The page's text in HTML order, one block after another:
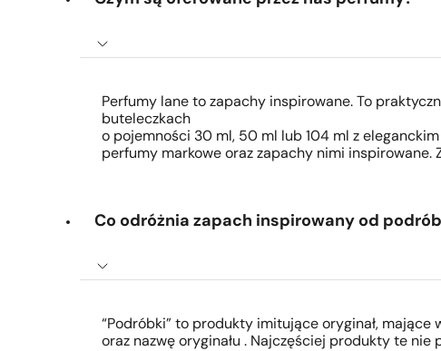
Perfumy lane to zapachy inspirowane. To
buteleczkach
o pojemności 30 ml, 50 ml lub 104 ml z
perfumy markowe oraz zapachy nimi
Co odróżnia zapach inspirowany od
“Podróbki” to produkty imitujące oryginał, mające
oraz nazwę oryginału . Najczęściej produkty te